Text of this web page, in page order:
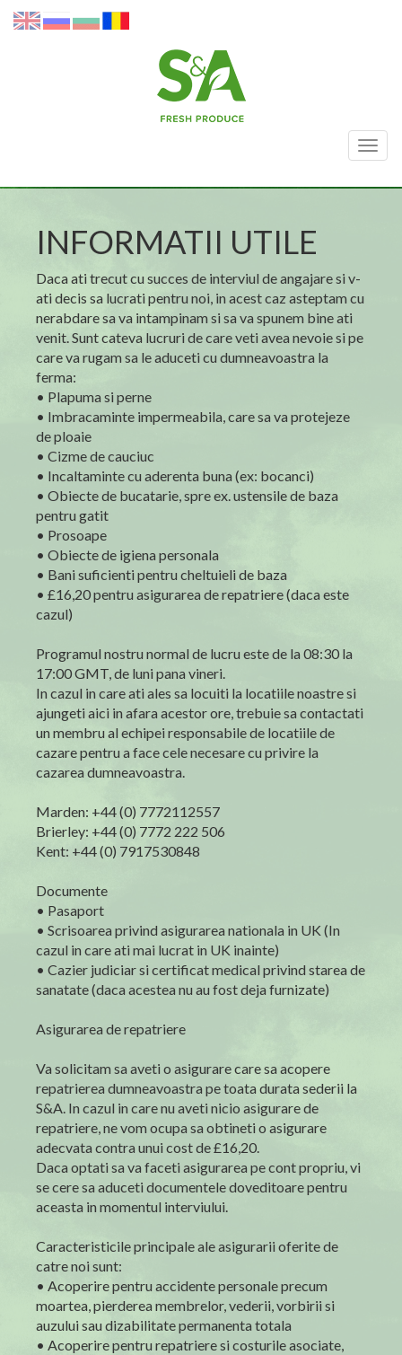
INFORMATII UTILE
Daca ati trecut cu succes de interviul de angajare si v-
ati decis sa lucrati pentru noi, in acest caz asteptam cu
nerabdare sa va intampinam si sa va spunem bine ati
venit. Sunt cateva lucruri de care veti avea nevoie si pe
care va rugam sa le aduceti cu dumneavoastra la
ferma:
• Plapuma si perne
• Imbracaminte impermeabila, care sa va protejeze
de ploaie
• Cizme de cauciuc
• Incaltaminte cu aderenta buna (ex: bocanci)
• Obiecte de bucatarie, spre ex. ustensile de baza
pentru gatit
• Prosoape
• Obiecte de igiena personala
• Bani suficienti pentru cheltuieli de baza
• £16,20 pentru asigurarea de repatriere (daca este
cazul)
Programul nostru normal de lucru este de la 08:30 la
17:00 GMT, de luni pana vineri.
In cazul in care ati ales sa locuiti la locatiile noastre si
ajungeti aici in afara acestor ore, trebuie sa contactati
un membru al echipei responsabile de locatiile de
cazare pentru a face cele necesare cu privire la
cazarea dumneavoastra.
Marden: +44 (0) 7772112557
Brierley: +44 (0) 7772 222 506
Kent: +44 (0) 7917530848
Documente
• Pasaport
• Scrisoarea privind asigurarea nationala in UK (In
cazul in care ati mai lucrat in UK inainte)
• Cazier judiciar si certificat medical privind starea de
sanatate (daca acestea nu au fost deja furnizate)
Asigurarea de repatriere
Va solicitam sa aveti o asigurare care sa acopere
repatrierea dumneavoastra pe toata durata sederii la
S&A. In cazul in care nu aveti nicio asigurare de
repatriere, ne vom ocupa sa obtineti o asigurare
adecvata contra unui cost de £16,20.
Daca optati sa va faceti asigurarea pe cont propriu, vi
se cere sa aduceti documentele doveditoare pentru
aceasta in momentul interviului.
Caracteristicile principale ale asigurarii oferite de
catre noi sunt:
• Acoperire pentru accidente personale precum
moartea, pierderea membrelor, vederii, vorbirii si
auzului sau dizabilitate permanenta totala
• Acoperire pentru repatriere si costurile asociate,